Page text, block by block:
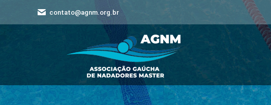
contato@agnm.org.br